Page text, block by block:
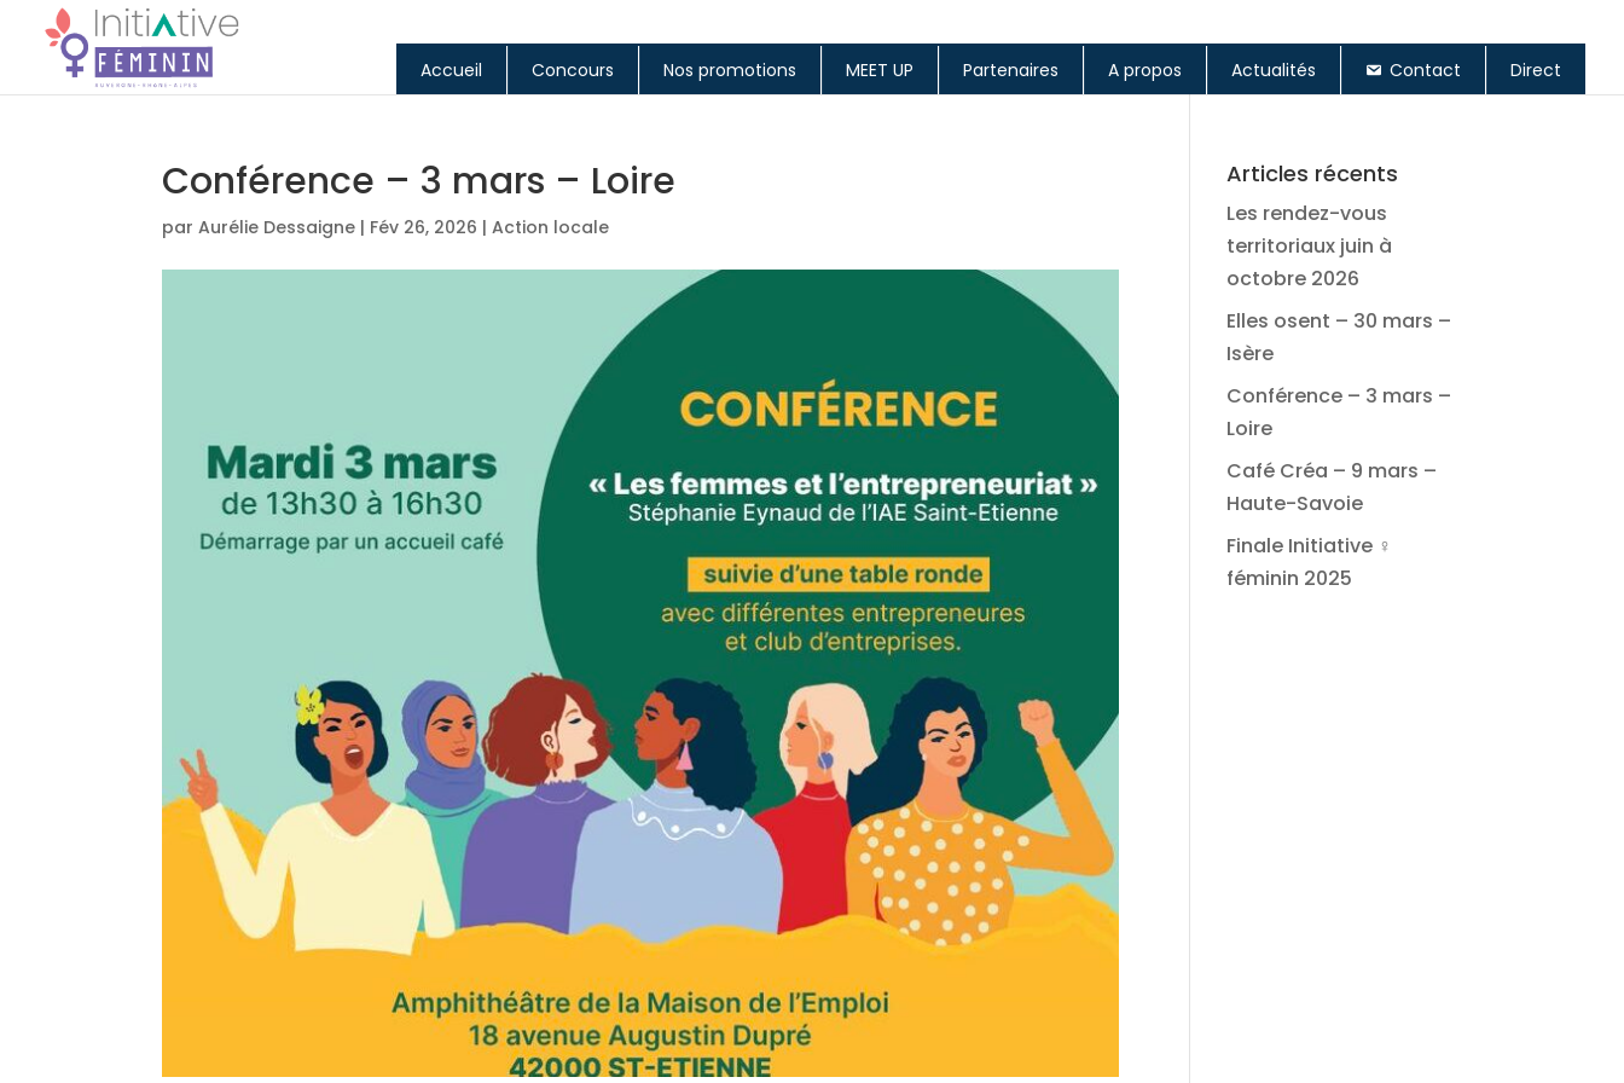
Accueil Concours Nos promotions MEET UP Partenaires A propos Actualités Contact Direct
Conférence – 3 mars – Loire
parAurélie Dessaigne | Fév 26, 2026 |Action locale
Articles récents
Les rendez-vous
territoriaux juin à
octobre 2026
Elles osent – 30 mars –
Isère
Conférence – 3 mars –
Loire
Café Créa – 9 mars –
Haute-Savoie
Finale Initiative ♀
féminin 2025